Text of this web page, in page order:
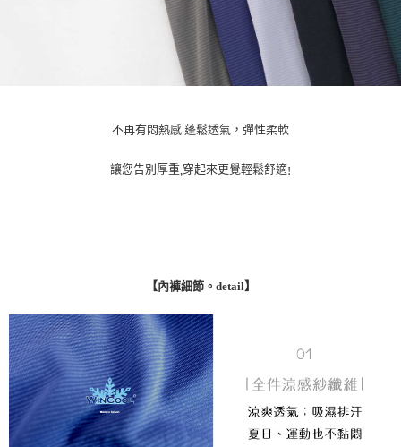
不再有悶熱感 蓬鬆透氣，彈性柔軟
讓您告別厚重,穿起來更覺輕鬆舒適!
【內褲細節。detail】